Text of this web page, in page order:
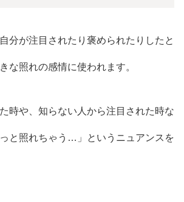
分が注目されたり褒められたりしたと
な照れの感情に使われます。
時や、知らない人から注目された時な
と照れちゃう…」というニュアンスを